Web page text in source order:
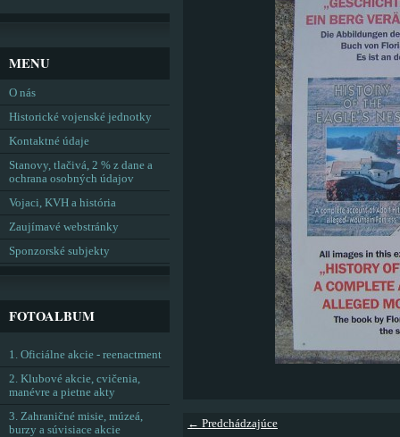
← Predchádzajúce
MENU
O nás
Historické vojenské jednotky
Kontaktné údaje
Stanovy, tlačivá, 2 % z dane a
ochrana osobných údajov
Vojaci, KVH a história
Zaujímavé webstránky
Sponzorské subjekty
FOTOALBUM
1. Oficiálne akcie - reenactment
2. Klubové akcie, cvičenia,
manévre a pietne akty
3. Zahraničné misie, múzeá,
burzy a súvisiace akcie